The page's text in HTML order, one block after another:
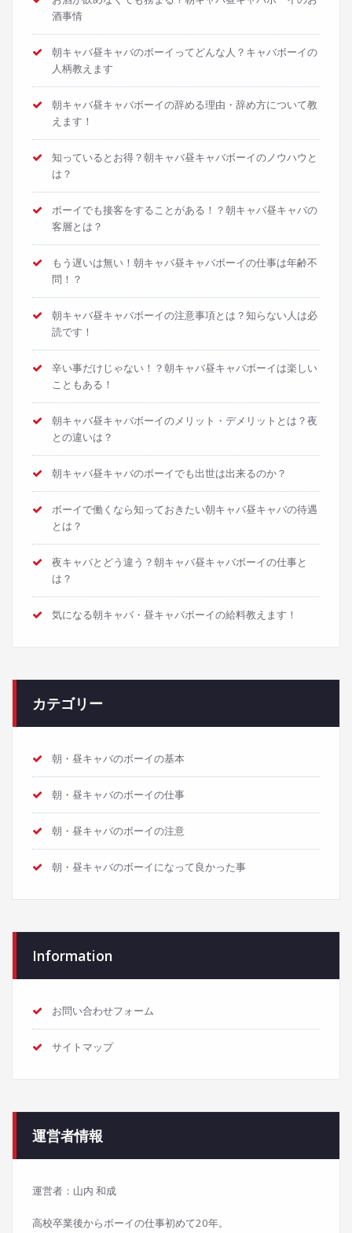
酒事情
朝キャバ昼キャバのボーイってどんな人？キャバボーイの
人柄教えます
朝キャバ昼キャバボーイの辞める理由・辞め方について教
えます！
知っているとお得？朝キャバ昼キャバボーイのノウハウと
は？
ボーイでも接客をすることがある！？朝キャバ昼キャバの
客層とは？
もう遅いは無い！朝キャバ昼キャバボーイの仕事は年齢不
問！？
朝キャバ昼キャバボーイの注意事項とは？知らない人は必
読です！
辛い事だけじゃない！？朝キャバ昼キャバボーイは楽しい
こともある！
朝キャバ昼キャバボーイのメリット・デメリットとは？夜
との違いは？
朝キャバ昼キャバのボーイでも出世は出来るのか？
ボーイで働くなら知っておきたい朝キャバ昼キャバの待遇
とは？
夜キャバとどう違う？朝キャバ昼キャバボーイの仕事と
は？
気になる朝キャバ・昼キャバボーイの給料教えます！
カテゴリー
朝・昼キャバのボーイの基本
朝・昼キャバのボーイの仕事
朝・昼キャバのボーイの注意
朝・昼キャバのボーイになって良かった事
Information
お問い合わせフォーム
サイトマップ
運営者情報
運営者：山内 和成
高校卒業後からボーイの仕事初めて20年。